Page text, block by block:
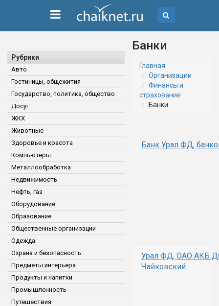
Рубрики
Авто
Гостиницы, общежития
Государство, политика, общество
Досуг
ЖКХ
Животные
Здоровье и красота
Компьютеры
Металлообработка
Недвижимость
Нефть, газ
Оборудование
Образование
Общественные организации
Одежда
Охрана и безопасность
Предметы интерьера
Продукты и напитки
Промышленность
Путешествия
Банки
Главная
Организации
Финансы и
страхование
Банки
Банк Урал ФД,
Урал ФД, ОАО АКБ
Чайковский